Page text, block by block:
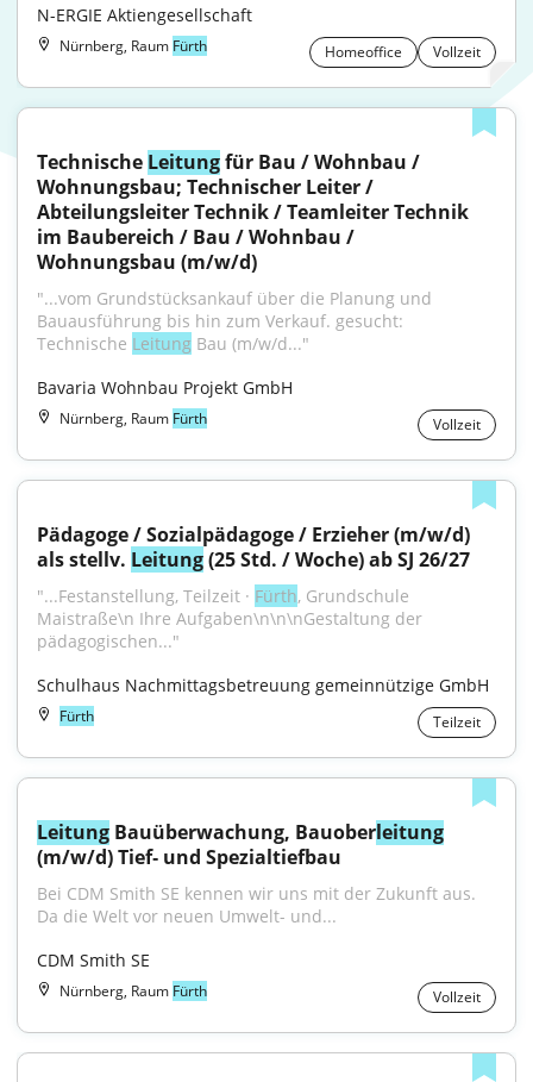
N-ERGIE Aktiengesellschaft
Nürnberg, Raum Fürth Homeoffice Vollzeit
Technische Leitung für Bau / Wohnbau /
Wohnungsbau; Technischer Leiter /
Abteilungsleiter Technik / Teamleiter Technik
im Baubereich / Bau / Wohnbau /
Wohnungsbau (m/w/d)
"...vom Grundstücksankauf über die Planung und
Bauausführung bis hin zum Verkauf. gesucht:
Technische Leitung Bau (m/w/d..."
Bavaria Wohnbau Projekt GmbH
Nürnberg, Raum Fürth Vollzeit
Pädagoge / Sozialpädagoge / Erzieher (m/w/d)
als stellv. Leitung (25 Std. / Woche) ab SJ 26/27
"...Festanstellung, Teilzeit · Fürth, Grundschule
Maistraße\n Ihre Aufgaben\n\n\nGestaltung der
pädagogischen..."
Schulhaus Nachmittagsbetreuung gemeinnützige GmbH
Fürth Teilzeit
Leitung Bauüberwachung, Bauoberleitung
(m/w/d) Tief‑ und Spezialtiefbau
Bei CDM Smith SE kennen wir uns mit der Zukunft aus.
Da die Welt vor neuen Umwelt- und...
CDM Smith SE
Nürnberg, Raum Fürth Vollzeit